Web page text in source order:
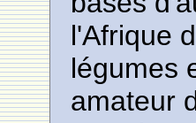
l'Afrique
légumes
amateur